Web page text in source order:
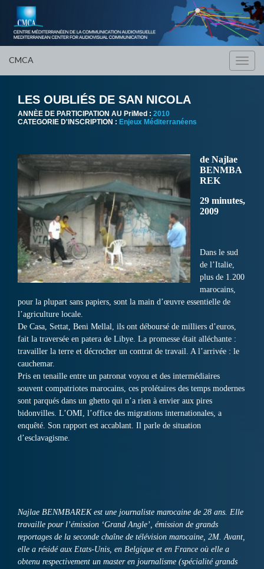
CMCA
LES OUBLIÉS DE SAN NICOLA
ANNÈE DE PARTICIPATION AU PriMed : 2010
CATEGORIE D'INSCRIPTION : Enjeux Méditerranéens
de Najlae
BENMBA
REK
29 minutes,
2009
Dans le sud
de l’Italie,
plus de 1.200
marocains,
pour la plupart sans papiers, sont la main d’œuvre essentielle de
l’agriculture locale.
De Casa, Settat, Beni Mellal, ils ont déboursé de milliers d’euros,
fait la traversée en patera de Libye. La promesse était alléchante :
travailler la terre et décrocher un contrat de travail. A l’arrivée : le
cauchemar.
Pris en tenaille entre un patronat voyou et des intermédiaires
souvent compatriotes marocains, ces prolétaires des temps modernes
sont parqués dans un ghetto qui n’a rien à envier aux pires
bidonvilles. L’OMI, l’office des migrations internationales, a
enquêté. Son rapport est accablant. Il parle de situation
d’esclavagisme.
Najlae BENMBAREK est une journaliste marocaine de 28 ans. Elle
travaille pour l’émission ‘Grand Angle’, émission de grands
reportages de la seconde chaîne de télévision marocaine, 2M. Avant,
elle a résidé aux Etats-Unis, en Belgique et en France où elle a
obtenu respectivement un master en journalisme (spécialité grands